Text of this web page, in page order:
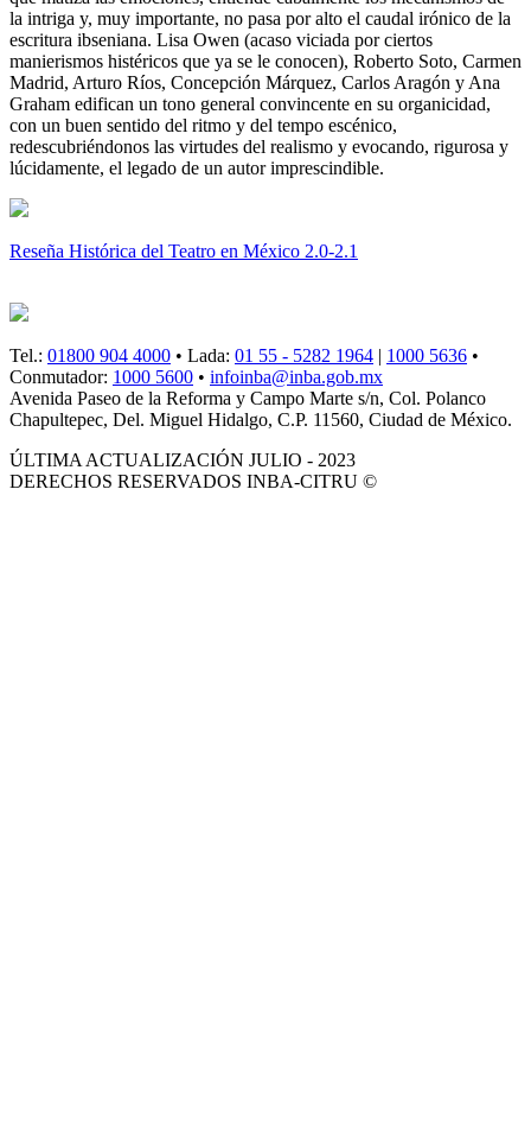
la intriga y, muy importante, no pasa por alto el caudal irónico de la
escritura ibseniana. Lisa Owen (acaso viciada por ciertos
manierismos histéricos que ya se le conocen), Roberto Soto, Carmen
Madrid, Arturo Ríos, Concepción Márquez, Carlos Aragón y Ana
Graham edifican un tono general convincente en su organicidad,
con un buen sentido del ritmo y del tempo escénico,
redescubriéndonos las virtudes del realismo y evocando, rigurosa y
lúcidamente, el legado de un autor imprescindible.
Reseña Histórica del Teatro en México 2.0-2.1
Tel.: 01800 904 4000 • Lada: 01 55 - 5282 1964 | 1000 5636 •
Conmutador: 1000 5600 • infoinba@inba.gob.mx
Avenida Paseo de la Reforma y Campo Marte s/n, Col. Polanco
Chapultepec, Del. Miguel Hidalgo, C.P. 11560, Ciudad de México.
ÚLTIMA ACTUALIZACIÓN JULIO - 2023
DERECHOS RESERVADOS INBA-CITRU ©